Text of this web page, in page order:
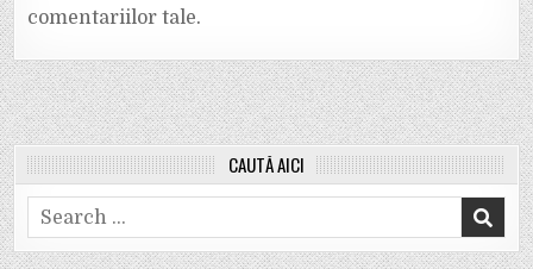
comentariilor tale.
CAUTĂ AICI
Search
for: